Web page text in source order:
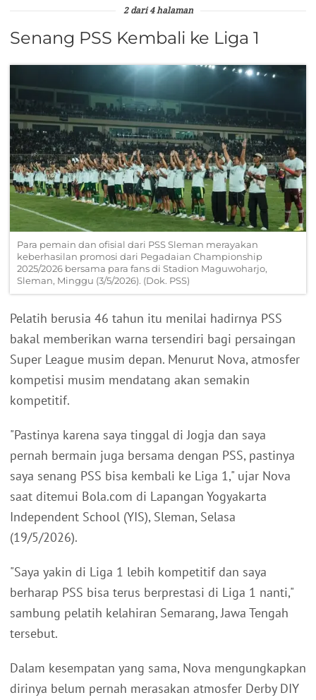
2 dari 4 halaman
Senang PSS Kembali ke Liga 1
Para pemain dan ofisial dari PSS Sleman merayakan
keberhasilan promosi dari Pegadaian Championship
2025/2026 bersama para fans di Stadion Maguwoharjo,
Sleman, Minggu (3/5/2026). (Dok. PSS)
Pelatih berusia 46 tahun itu menilai hadirnya PSS
bakal memberikan warna tersendiri bagi persaingan
Super League musim depan. Menurut Nova, atmosfer
kompetisi musim mendatang akan semakin
kompetitif.
"Pastinya karena saya tinggal di Jogja dan saya
pernah bermain juga bersama dengan PSS, pastinya
saya senang PSS bisa kembali ke Liga 1," ujar Nova
saat ditemui Bola.com di Lapangan Yogyakarta
Independent School (YIS), Sleman, Selasa
(19/5/2026).
"Saya yakin di Liga 1 lebih kompetitif dan saya
berharap PSS bisa terus berprestasi di Liga 1 nanti,"
sambung pelatih kelahiran Semarang, Jawa Tengah
tersebut.
Dalam kesempatan yang sama, Nova mengungkapkan
dirinya belum pernah merasakan atmosfer Derby DIY